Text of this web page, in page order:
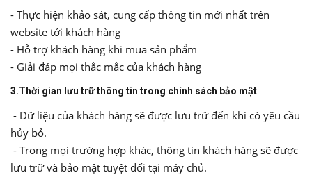
- Thực hiện khảo sát, cung cấp thông tin mới nhất trên
website tới khách hàng
- Hỗ trợ khách hàng khi mua sản phẩm
- Giải đáp mọi thắc mắc của khách hàng
3.Thời gian lưu trữ thông tin trong chính sách bảo mật
- Dữ liệu của khách hàng sẽ được lưu trữ đến khi có yêu cầu
hủy bỏ.
- Trong mọi trường hợp khác, thông tin khách hàng sẽ được
lưu trữ và bảo mật tuyệt đối tại máy chủ.